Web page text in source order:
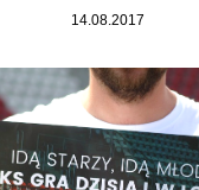
14.08.2017